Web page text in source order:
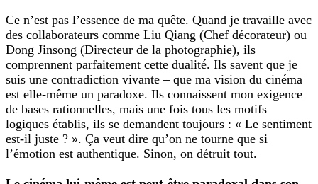
Ce n’est pas l’essence de ma quête. Quand je travaille avec
des collaborateurs comme Liu Qiang (Chef décorateur) ou
Dong Jinsong (Directeur de la photographie), ils
comprennent parfaitement cette dualité. Ils savent que je
suis une contradiction vivante – que ma vision du cinéma
est elle-même un paradoxe. Ils connaissent mon exigence
de bases rationnelles, mais une fois tous les motifs
logiques établis, ils se demandent toujours : « Le sentiment
est-il juste ? ». Ça veut dire qu’on ne tourne que si
l’émotion est authentique. Sinon, on détruit tout.